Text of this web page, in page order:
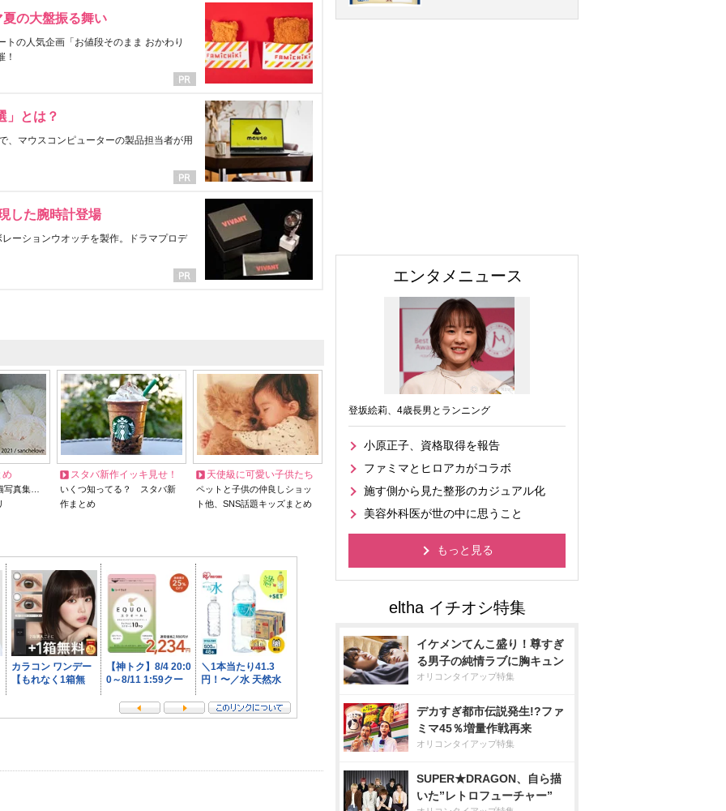
の大盤振る舞い
の人気企画「お値段そのまま おかわり
！
」とは？
、マウスコンピューターの製品担当者が用
した腕時計登場
ーションウオッチを製作。ドラマプロデ
め
写真集…
スタバ新作イッキ見せ！
いくつ知ってる？ スタバ新
作まとめ
天使級に可愛い子供たち
ペットと子供の仲良しショッ
ト他、SNS話題キッズまとめ
エンタメニュース
登坂絵莉、4歳長男とランニング
小原正子、資格取得を報告
ファミマとヒロアカがコラボ
施す側から見た整形のカジュアル化
美容外科医が世の中に思うこと
もっと見る
イケメンてんこ盛り！尊すぎ
る男子の純情ラブに胸キュン
オリコンタイアップ特集
デカすぎ都市伝説発生!?ファ
ミマ45％増量作戦再来
オリコンタイアップ特集
SUPER★DRAGON、自ら描
いた”レトロフューチャー”